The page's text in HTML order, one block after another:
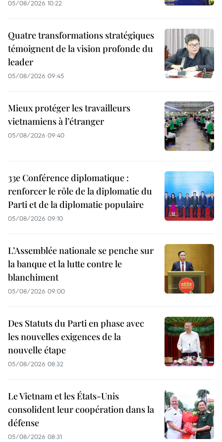
05/08/2026 10:22
Quatre transformations stratégiques
témoignent de la vision profonde du
leader
05/08/2026 09:45
Mieux protéger les travailleurs
vietnamiens à l’étranger
05/08/2026 09:40
33e Conférence diplomatique :
renforcer le rôle de la diplomatie du
Parti et de la diplomatie populaire
05/08/2026 09:10
L’Assemblée nationale se penche sur
la banque et la lutte contre le
blanchiment
05/08/2026 09:00
Des Statuts du Parti en phase avec
les nouvelles exigences de la
nouvelle étape
05/08/2026 08:32
Le Vietnam et les États-Unis
consolident leur coopération dans la
défense
05/08/2026 08:31